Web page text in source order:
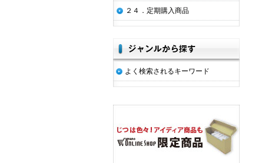
２４．定期購入商品
よく検索されるキーワード